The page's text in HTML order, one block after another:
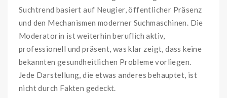
Suchtrend basiert auf Neugier, öffentlicher Präsenz
und den Mechanismen moderner Suchmaschinen. Die
Moderatorin ist weiterhin beruflich aktiv,
professionell und präsent, was klar zeigt, dass keine
bekannten gesundheitlichen Probleme vorliegen.
Jede Darstellung, die etwas anderes behauptet, ist
nicht durch Fakten gedeckt.